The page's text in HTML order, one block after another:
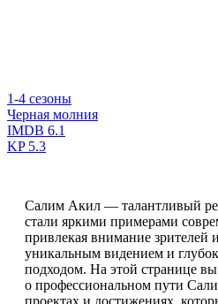
1-4 сезоны
Черная молния
IMDB 6.1
KP5.3
Салим Акил — талантливый
стали яркими примерами
привлекая внимание зрителей
уникальным видением и
подходом. На этой странице
о профессиональном пути
проектах и достижениях,